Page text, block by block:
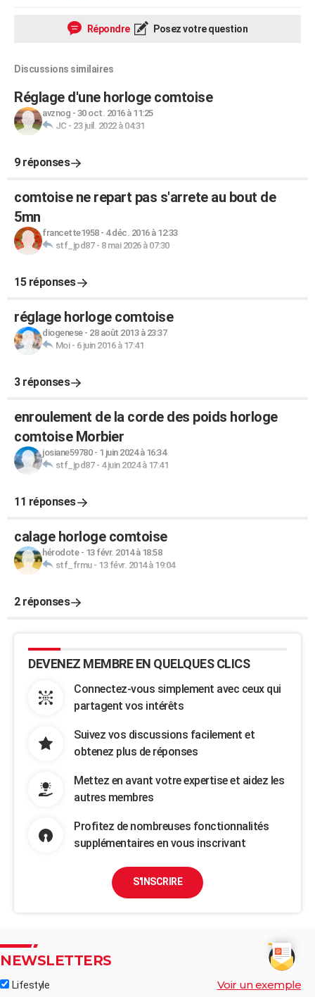
Répondre Posez votre question
Discussions similaires
Réglage d'une horloge comtoise
avznog - 30 oct. 2016 à 11:25
JC - 23 juil. 2022 à 04:31
9 réponses
comtoise ne repart pas s'arrete au bout de
5mn
francette1958- 4 déc. 2016 à 12:33
stf_jpd87- 8 mai 2026 à 07:30
15 réponses
réglage horloge comtoise
diogenese- 28 août 2013 à 23:37
Moi- 6 juin 2016 à 17:41
3 réponses
enroulement de la corde des poids horloge
comtoise Morbier
josiane59780- 1 juin 2024 à 16:34
stf_jpd87- 4 juin 2024 à 17:41
11 réponses
calage horloge comtoise
hérodote- 13 févr. 2014 à 18:58
stf_frmu- 13 févr. 2014 à 19:04
2 réponses
DEVENEZ MEMBRE EN QUELQUES CLICS
Connectez-vous simplement avec ceux qui
partagent vos intérêts
Suivez vos discussions facilement et
obtenez plus de réponses
Mettez en avant votre expertise et aidez les
autres membres
Profitez de nombreuses fonctionnalités
supplémentaires en vous inscrivant
S'INSCRIRE
NEWSLETTERS
Lifestyle Voir un exemple